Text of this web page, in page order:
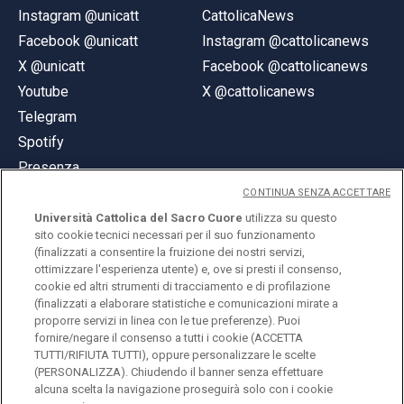
Instagram @unicatt
Facebook @unicatt
X @unicatt
Youtube
Telegram
Spotify
Presenza
CattolicaNews
Instagram @cattolicanews
Facebook @cattolicanews
X @cattolicanews
© Università Cattolica del Sacro Cuore
Largo A. Gemelli 1, 20123 Milano
PI 02133120150
ENGLISH
Università Cattolica del Sacro Cuore utilizza su questo
sito cookie tecnici necessari per il suo funzionamento
(finalizzati a consentire la fruizione dei nostri servizi,
ottimizzare l'esperienza utente) e, ove si presti il consenso,
cookie ed altri strumenti di tracciamento e di profilazione
(finalizzati a elaborare statistiche e comunicazioni mirate a
proporre servizi in linea con le tue preferenze). Puoi
fornire/negare il consenso a tutti i cookie (ACCETTA
TUTTI/RIFIUTA TUTTI), oppure personalizzare le scelte
(PERSONALIZZA). Chiudendo il banner senza effettuare
alcuna scelta la navigazione proseguirà solo con i cookie
CONTINUA SENZA ACCETTARE